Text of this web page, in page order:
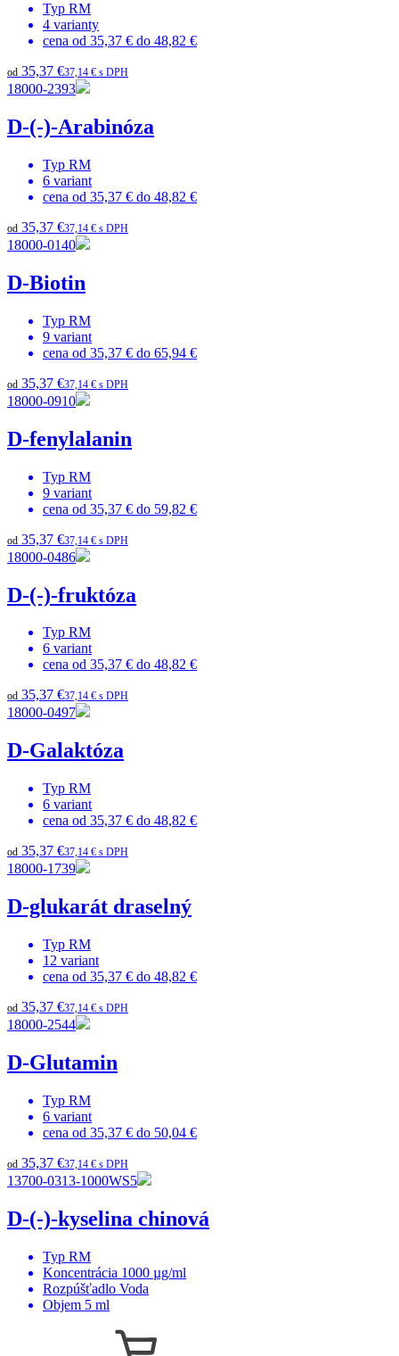
Typ RM
4 varianty
cena od 35,37 € do 48,82 €
od 35,37 €37,14 € s DPH
18000-2393
D-(-)-Arabinóza
Typ RM
6 variant
cena od 35,37 € do 48,82 €
od 35,37 €37,14 € s DPH
18000-0140
D-Biotin
Typ RM
9 variant
cena od 35,37 € do 65,94 €
od 35,37 €37,14 € s DPH
18000-0910
D-fenylalanin
Typ RM
9 variant
cena od 35,37 € do 59,82 €
od 35,37 €37,14 € s DPH
18000-0486
D-(-)-fruktóza
Typ RM
6 variant
cena od 35,37 € do 48,82 €
od 35,37 €37,14 € s DPH
18000-0497
D-Galaktóza
Typ RM
6 variant
cena od 35,37 € do 48,82 €
od 35,37 €37,14 € s DPH
18000-1739
D-glukarát draselný
Typ RM
12 variant
cena od 35,37 € do 48,82 €
od 35,37 €37,14 € s DPH
18000-2544
D-Glutamin
Typ RM
6 variant
cena od 35,37 € do 50,04 €
od 35,37 €37,14 € s DPH
13700-0313-1000WS5
D-(-)-kyselina chinová
Typ RM
Koncentrácia 1000 µg/ml
Rozpúšťadlo Voda
Objem 5 ml